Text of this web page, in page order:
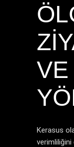
VE
Kerasus